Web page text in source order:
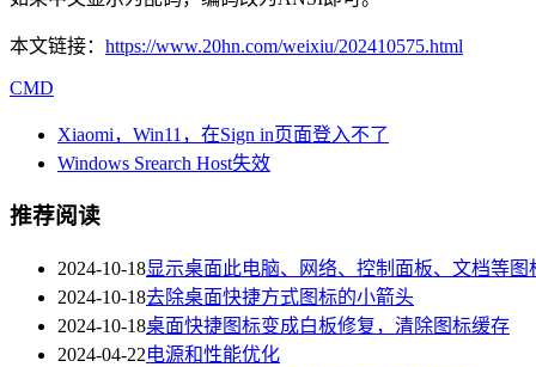
本文链接： https://www.20hn.com/weixiu/202410575.html
CMD
Xiaomi，Win11，在Sign in页面登入不了
Windows Srearch Host失效
推荐阅读
2024-10-18显示桌面此电脑、网络、控制面板、文档等图
2024-10-18去除桌面快捷方式图标的小箭头
2024-10-18桌面快捷图标变成白板修复，清除图标缓存
2024-04-22电源和性能优化